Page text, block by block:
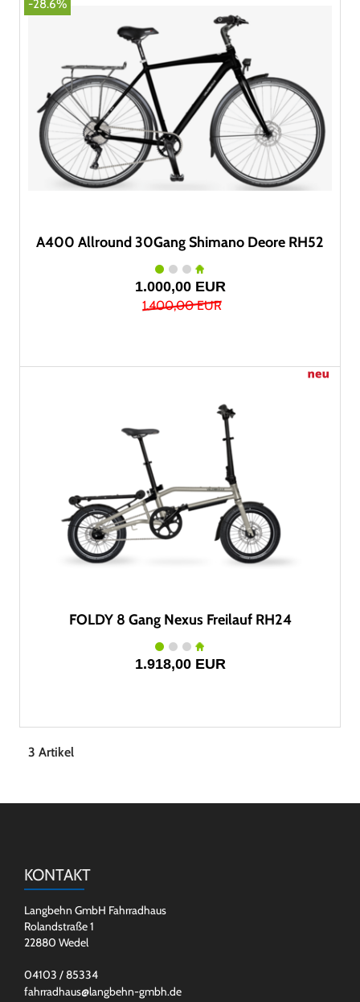
-28.6%
A400 Allround 30Gang Shimano Deore RH52
1.000,00 EUR
1.400,00 EUR
FOLDY 8 Gang Nexus Freilauf RH24
1.918,00 EUR
3 Artikel
KONTAKT
Langbehn GmbH Fahrradhaus
Rolandstraße 1
22880 Wedel
04103 / 85334
fahrradhaus@langbehn-gmbh.de